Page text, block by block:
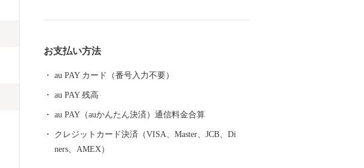
郷隆盛や坂本龍馬も霧島の温泉と大自然に癒されまし
た。霧島市には人気のお宿のほか、気軽に楽しめる家
治温泉など多種多様な温泉施設があり、自分好みの温
泉を楽しむことができます。 また、天照大神の孫の
ニニギノミコトが三種の神器を手に高千穂峰に降り立
お支払い方法
au PAY カード（番号入力不要）
au PAY 残高
au PAY（auかんたん決済）通信料金合算
クレジットカード決済（VISA、Master、JCB、Di
ners、AMEX）